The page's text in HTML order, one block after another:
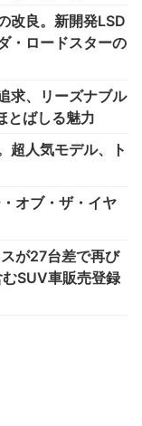
改良。新開発LSD
・ロードスターの
求、リーズナブル
とばしる魅力
超人気モデル、ト
オブ・ザ・イヤ
が27台差で再び
SUV車販売登録